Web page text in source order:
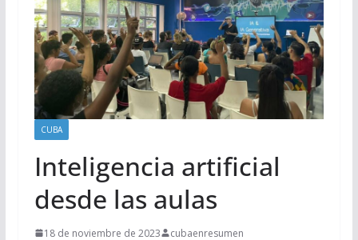
CUBA
Inteligencia artificial
desde las aulas
18 de noviembre de 2023 cubaenresumen